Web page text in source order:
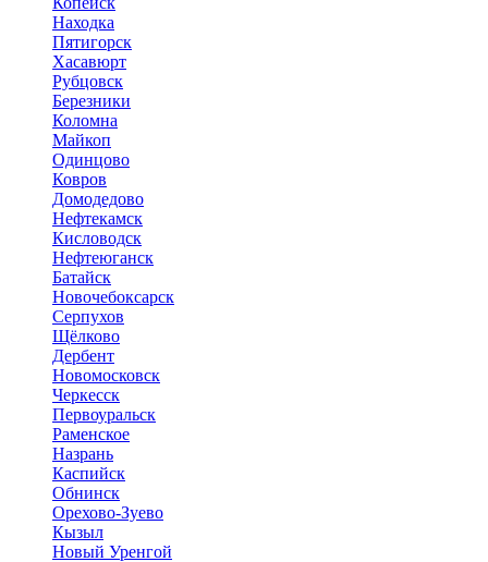
Находка
Пятигорск
Хасавюрт
Рубцовск
Березники
Коломна
Майкоп
Одинцово
Ковров
Домодедово
Нефтекамск
Кисловодск
Нефтеюганск
Батайск
Новочебоксарск
Серпухов
Щёлково
Дербент
Новомосковск
Черкесск
Первоуральск
Раменское
Назрань
Каспийск
Обнинск
Орехово-Зуево
Кызыл
Новый Уренгой